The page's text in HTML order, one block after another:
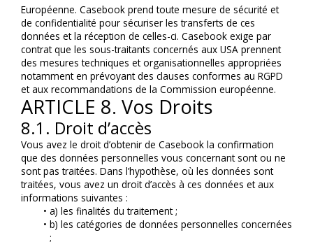
Européenne. Casebook prend toute mesure de sécurité et
de confidentialité pour sécuriser les transferts de ces
données et la réception de celles-ci. Casebook exige par
contrat que les sous-traitants concernés aux USA prennent
des mesures techniques et organisationnelles appropriées
notamment en prévoyant des clauses conformes au RGPD
et aux recommandations de la Commission européenne.
ARTICLE 8. Vos Droits
8.1. Droit d’accès
Vous avez le droit d’obtenir de Casebook la confirmation
que des données personnelles vous concernant sont ou ne
sont pas traitées. Dans l’hypothèse, où les données sont
traitées, vous avez un droit d’accès à ces données et aux
informations suivantes :
a) les finalités du traitement ;
b) les catégories de données personnelles concernées
;